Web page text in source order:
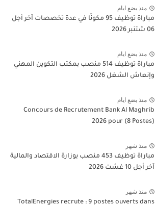
منذ بضع ايام
مباراة توظيف 95 مكونًا في عدة تخصصات آخر أجل
06 شتنبر 2026
منذ بضع ايام
مباراة توظيف 514 منصب بمكتب التكوين المهني
وإنعاش الشغل 2026
منذ بضع ايام
Concours de Recrutement Bank Al Maghrib
2026 pour (8 Postes)
منذ شهر
مباراة توظيف 453 منصب بوزارة الاقتصاد والمالية
آخر أجل 10 غشت 2026
منذ شهر
TotalEnergies recrute : 9 postes ouverts dans